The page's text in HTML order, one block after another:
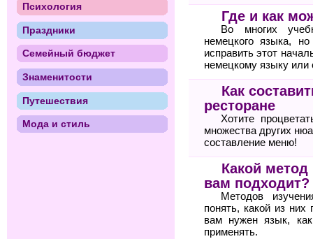
Где и как
Во многих
немецкого языка,
исправить этот
немецкому языку
Как
ресторане
Хотите
множества других
составление меню!
Какой метод
вам подходит?
Методов
понять, какой из
вам нужен язык,
применять.
Психология
Праздники
Семейный бюджет
Знаменитости
Путешествия
Мода и стиль